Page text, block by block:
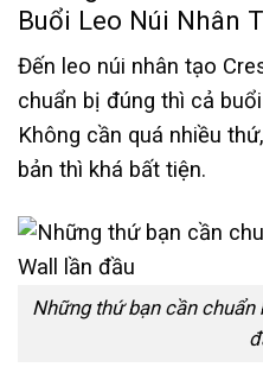
Buổi Leo Núi Nhân
Đến leo núi nhân tạo
chuẩn bị đúng thì cả
Không cần quá nhiều
bản thì khá bất tiện.
Những thứ bạn cần